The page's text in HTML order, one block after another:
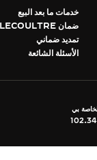
خدمات ما بعد البيع
ضمان JAEGER-LECOULTRE
تمديد ضماني
الأسئلة الشائعة
بي